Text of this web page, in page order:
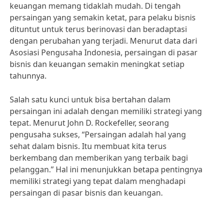
keuangan memang tidaklah mudah. Di tengah
persaingan yang semakin ketat, para pelaku bisnis
dituntut untuk terus berinovasi dan beradaptasi
dengan perubahan yang terjadi. Menurut data dari
Asosiasi Pengusaha Indonesia, persaingan di pasar
bisnis dan keuangan semakin meningkat setiap
tahunnya.
Salah satu kunci untuk bisa bertahan dalam
persaingan ini adalah dengan memiliki strategi yang
tepat. Menurut John D. Rockefeller, seorang
pengusaha sukses, “Persaingan adalah hal yang
sehat dalam bisnis. Itu membuat kita terus
berkembang dan memberikan yang terbaik bagi
pelanggan.” Hal ini menunjukkan betapa pentingnya
memiliki strategi yang tepat dalam menghadapi
persaingan di pasar bisnis dan keuangan.